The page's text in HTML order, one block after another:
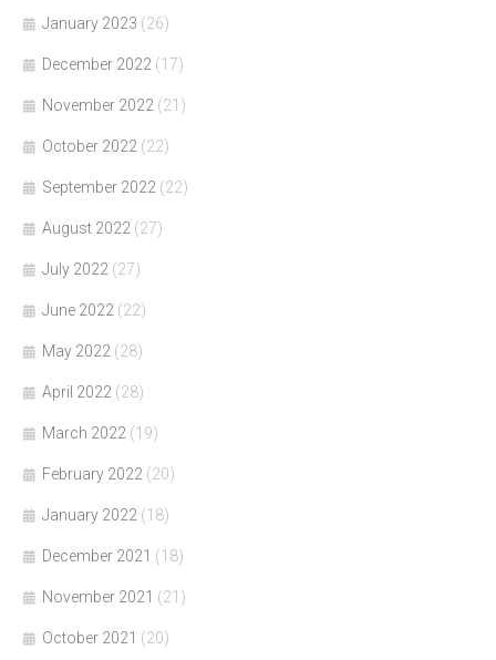
January 2023 (26)
December 2022 (17)
November 2022 (21)
October 2022 (22)
September 2022 (22)
August 2022 (27)
July 2022 (27)
June 2022 (22)
May 2022 (28)
April 2022 (28)
March 2022 (19)
February 2022 (20)
January 2022 (18)
December 2021 (18)
November 2021 (21)
October 2021 (20)